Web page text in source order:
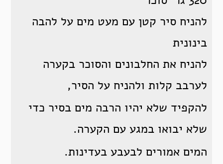
להניח סיר קטן עם מעט מים על להבה
בינונית
להניח את החלבונים והסוכר בקערה
לערבב קלות ולהניח על הסיר,
להקפיד שלא יהיו הרבה מים בסיר כדי
שלא יבואו במגע עם הקערה.
המים אמורים לבעבע בעדינות.